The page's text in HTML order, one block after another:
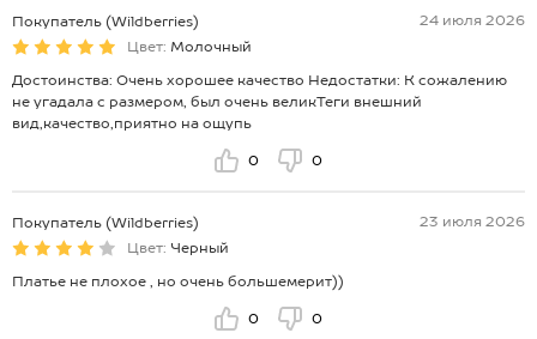
Покупатель (Wildberries)
24 июля 2026
Цвет: Молочный
Достоинства: Очень хорошее качество Недостатки: К сожалению
не угадала с размером, был очень великТеги внешний
вид,качество,приятно на ощупь
0 0
Покупатель (Wildberries)
23 июля 2026
Цвет: Черный
Платье не плохое , но очень большемерит))
0 0